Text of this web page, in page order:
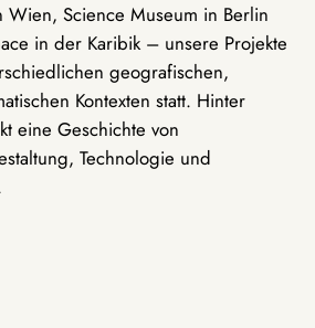
Wien, Science Museum in Berlin
in der Karibik – unsere Projekte
geografischen,
Kontexten statt. Hinter
eine Geschichte von
Technologie und